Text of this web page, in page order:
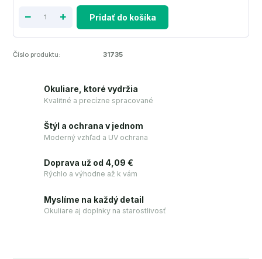
Pridať do košíka
Číslo produktu: 31735
Okuliare, ktoré vydržia
Kvalitné a precízne spracované
Štýl a ochrana v jednom
Moderný vzhľad a UV ochrana
Doprava už od 4,09 €
Rýchlo a výhodne až k vám
Myslíme na každý detail
Okuliare aj doplnky na starostlivosť